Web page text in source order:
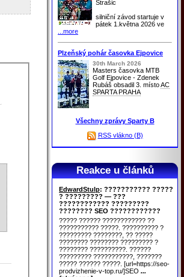
Strašic
silniční závod startuje v
pátek 1.května 2026 ve
...more
Plzeňský pohár časovka Ejpovice
30th March 2026
Masters časovka MTB
Golf Ejpovice - Zdenek
Rubáš obsadil 3. místoAC
SPARTA PRAHA
Všechny zprávy Sparty B
RSS vlákno (B)
Reakce u článků
EdwardStulp: ??????????? ?????
? ????????? — ???
???????????? ?????????
???????? SEO ????????????
????? ?????? ???????????? ??
??????????? ?????. ?????????? ?
????????? ????????, ?? ?????
???????? ???????? ????????? ?
???????? ??????????. ??????
????????? ???????????, ???????
????? ?????? ?????. [url=https://seo-
prodvizhenie-v-top.ru/]SEO ...